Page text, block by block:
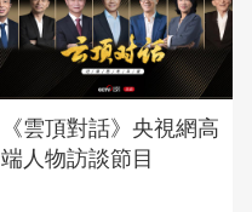
《雲頂對話》央視網高
端人物訪談節目